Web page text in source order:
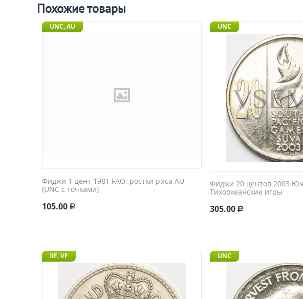
Похожие товары
UNC, AU
Фиджи 1 цент 1981 FAO; ростки риса AU
(UNC c точками)
105.00 Р
UNC
Фиджи 20 центов 2003
Тихоокеанские игры
305.00 Р
XF, VF UNC